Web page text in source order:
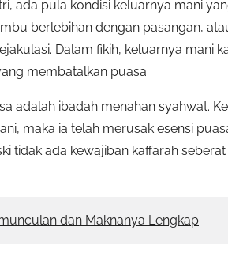
ada pula kondisi keluarnya mani
berlebihan dengan pasangan,
Dalam fikih, keluarnya mani
membatalkan puasa.
adalah ibadah menahan syahwat.
maka ia telah merusak esensi
tidak ada kewajiban kaffarah
dan Maknanya Lengkap